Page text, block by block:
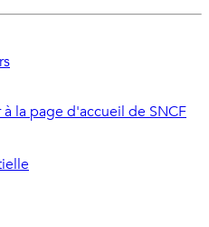
la page d'accueil de SNCF